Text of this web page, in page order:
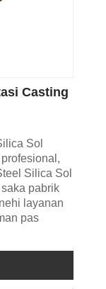
Casting
Sol
Silica Sol
pabrik
layanan
pas